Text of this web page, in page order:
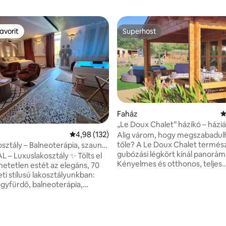
231 vélemény
Átlagos értékelés: 5/4,98, 132 vélemény
4,98 (132)
– Balneoterápia, szauna
– Luxuslakosztály ✨ Tölts el
estét az elegáns, 70
stílusú lakosztályunkban:
balneoterápia,
Superhost
Superhost
Faház
„Le Doux Chalet” házikó –
saját pezsgőfürdő
Alig várom, hogy
tőle? A Le Doux Chalet természet- és
gubózási légkört kínál
Kényelmes és otthonos, teljes